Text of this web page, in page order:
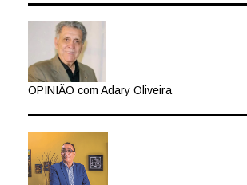
OPINIÃO com Adary Oliveira